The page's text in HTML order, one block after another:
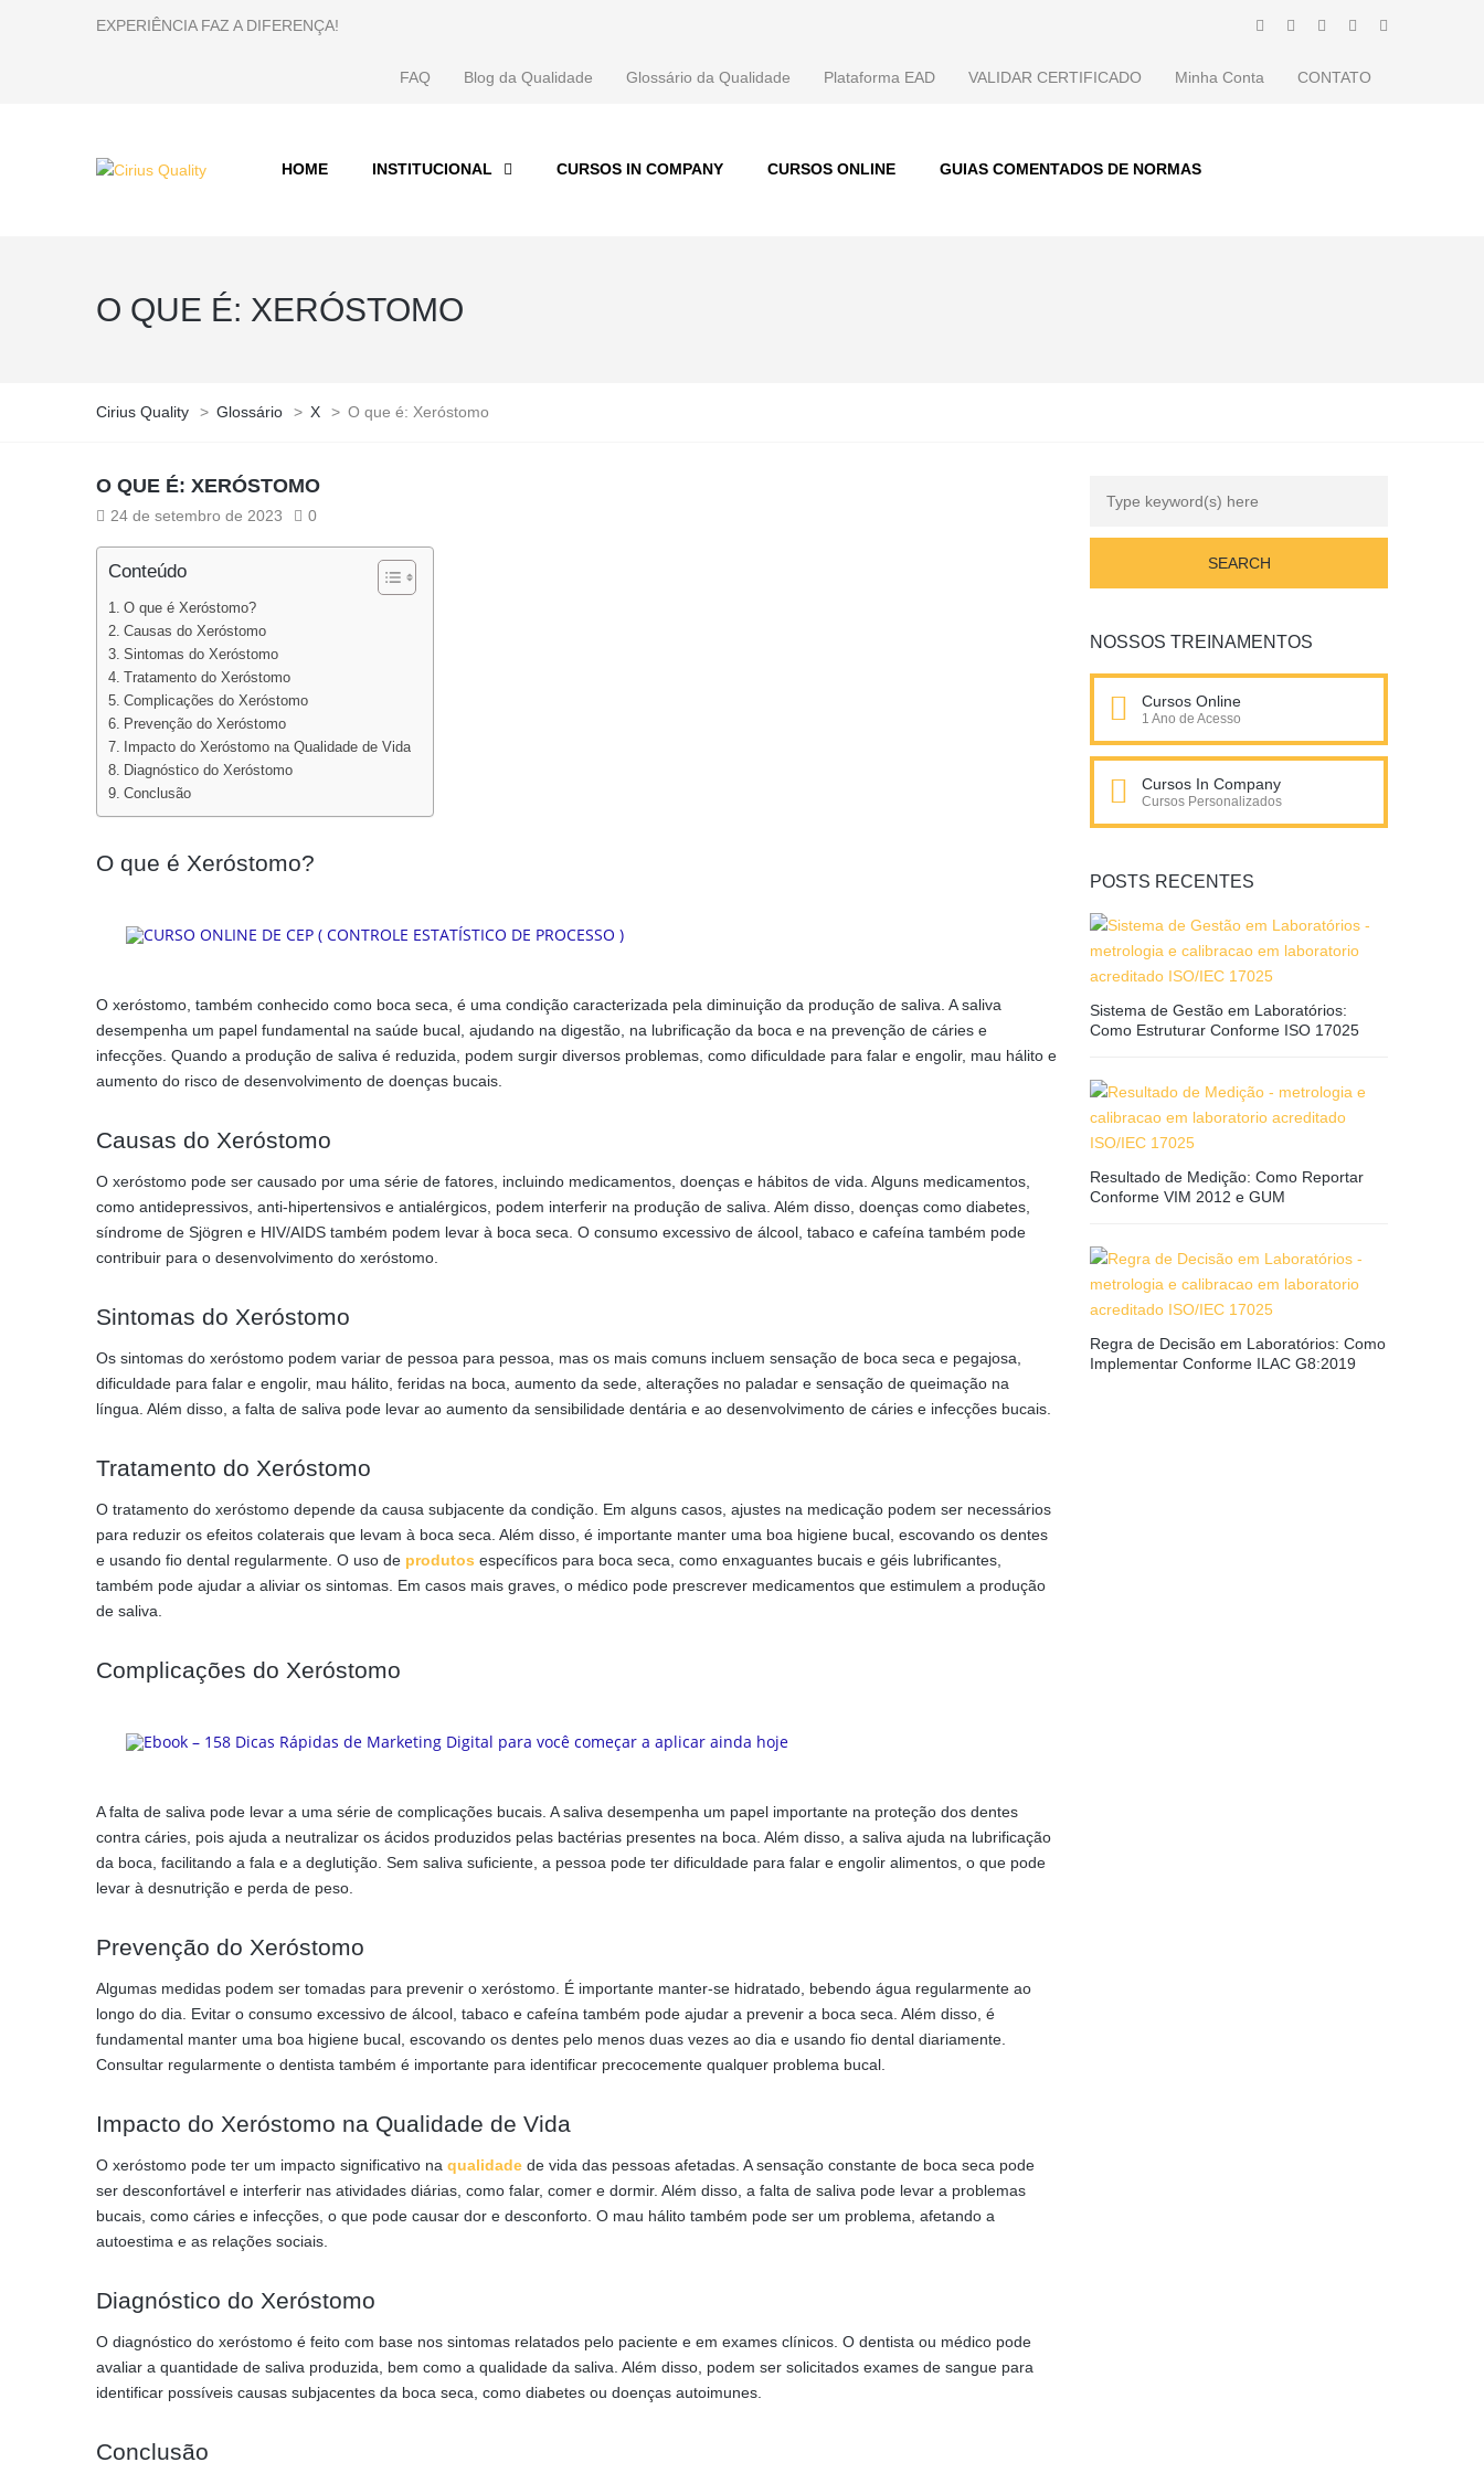
EXPERIÊNCIA FAZ A DIFERENÇA!
FAQ Blog da Qualidade Glossário da Qualidade Plataforma EAD VALIDAR CERTIFICADO Minha Conta CONTATO
HOME INSTITUCIONAL CURSOS IN COMPANY CURSOS ONLINE GUIAS COMENTADOS DE NORMAS
O QUE É: XERÓSTOMO
Cirius Quality > Glossário > X > O que é: Xeróstomo
O QUE É: XERÓSTOMO
24 de setembro de 2023 0
Conteúdo
O que é Xeróstomo?
Causas do Xeróstomo
Sintomas do Xeróstomo
Tratamento do Xeróstomo
Complicações do Xeróstomo
Prevenção do Xeróstomo
Impacto do Xeróstomo na Qualidade de Vida
Diagnóstico do Xeróstomo
Conclusão
O que é Xeróstomo?
O xeróstomo, também conhecido como boca seca, é uma condição caracterizada pela diminuição da produção de saliva. A saliva
desempenha um papel fundamental na saúde bucal, ajudando na digestão, na lubrificação da boca e na prevenção de cáries e
infecções. Quando a produção de saliva é reduzida, podem surgir diversos problemas, como dificuldade para falar e engolir, mau hálito e
aumento do risco de desenvolvimento de doenças bucais.
Causas do Xeróstomo
O xeróstomo pode ser causado por uma série de fatores, incluindo medicamentos, doenças e hábitos de vida. Alguns medicamentos,
como antidepressivos, anti-hipertensivos e antialérgicos, podem interferir na produção de saliva. Além disso, doenças como diabetes,
síndrome de Sjögren e HIV/AIDS também podem levar à boca seca. O consumo excessivo de álcool, tabaco e cafeína também pode
contribuir para o desenvolvimento do xeróstomo.
Sintomas do Xeróstomo
Os sintomas do xeróstomo podem variar de pessoa para pessoa, mas os mais comuns incluem sensação de boca seca e pegajosa,
dificuldade para falar e engolir, mau hálito, feridas na boca, aumento da sede, alterações no paladar e sensação de queimação na
língua. Além disso, a falta de saliva pode levar ao aumento da sensibilidade dentária e ao desenvolvimento de cáries e infecções bucais.
Tratamento do Xeróstomo
O tratamento do xeróstomo depende da causa subjacente da condição. Em alguns casos, ajustes na medicação podem ser necessários
para reduzir os efeitos colaterais que levam à boca seca. Além disso, é importante manter uma boa higiene bucal, escovando os dentes
e usando fio dental regularmente. O uso de produtos específicos para boca seca, como enxaguantes bucais e géis lubrificantes,
também pode ajudar a aliviar os sintomas. Em casos mais graves, o médico pode prescrever medicamentos que estimulem a produção
de saliva.
Complicações do Xeróstomo
A falta de saliva pode levar a uma série de complicações bucais. A saliva desempenha um papel importante na proteção dos dentes
contra cáries, pois ajuda a neutralizar os ácidos produzidos pelas bactérias presentes na boca. Além disso, a saliva ajuda na lubrificação
da boca, facilitando a fala e a deglutição. Sem saliva suficiente, a pessoa pode ter dificuldade para falar e engolir alimentos, o que pode
levar à desnutrição e perda de peso.
Prevenção do Xeróstomo
Algumas medidas podem ser tomadas para prevenir o xeróstomo. É importante manter-se hidratado, bebendo água regularmente ao
longo do dia. Evitar o consumo excessivo de álcool, tabaco e cafeína também pode ajudar a prevenir a boca seca. Além disso, é
fundamental manter uma boa higiene bucal, escovando os dentes pelo menos duas vezes ao dia e usando fio dental diariamente.
Consultar regularmente o dentista também é importante para identificar precocemente qualquer problema bucal.
Impacto do Xeróstomo na Qualidade de Vida
O xeróstomo pode ter um impacto significativo na qualidade de vida das pessoas afetadas. A sensação constante de boca seca pode
ser desconfortável e interferir nas atividades diárias, como falar, comer e dormir. Além disso, a falta de saliva pode levar a problemas
bucais, como cáries e infecções, o que pode causar dor e desconforto. O mau hálito também pode ser um problema, afetando a
autoestima e as relações sociais.
Diagnóstico do Xeróstomo
O diagnóstico do xeróstomo é feito com base nos sintomas relatados pelo paciente e em exames clínicos. O dentista ou médico pode
avaliar a quantidade de saliva produzida, bem como a qualidade da saliva. Além disso, podem ser solicitados exames de sangue para
identificar possíveis causas subjacentes da boca seca, como diabetes ou doenças autoimunes.
Conclusão
NOSSOS TREINAMENTOS
Cursos Online
1 Ano de Acesso
Cursos In Company
Cursos Personalizados
POSTS RECENTES
Sistema de Gestão em Laboratórios:
Como Estruturar Conforme ISO 17025
Resultado de Medição: Como Reportar
Conforme VIM 2012 e GUM
Regra de Decisão em Laboratórios: Como
Implementar Conforme ILAC G8:2019